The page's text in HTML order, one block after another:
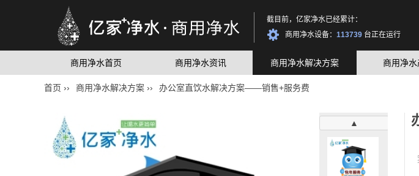
截目前，亿家净水已经累计：
无忧服务工程师：10365
商用净水设备： 113739 台正在运行
商用净水首页 商用净水资讯 商用净水解决方案 商用净水
首页 ›› 商用净水解决方案 ›› 办公室直饮水解决方案——销售+服务费
▲